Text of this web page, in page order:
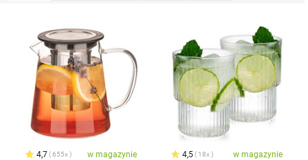
4,7 655x w magazynie 4,5 18x w magazynie